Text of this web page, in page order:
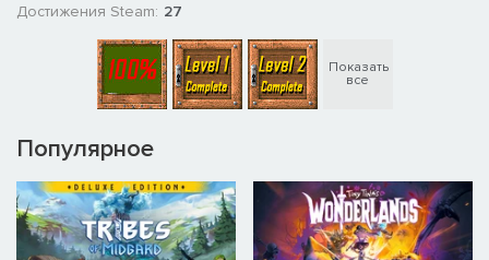
Достижения Steam: 27
Показать
все
Популярное